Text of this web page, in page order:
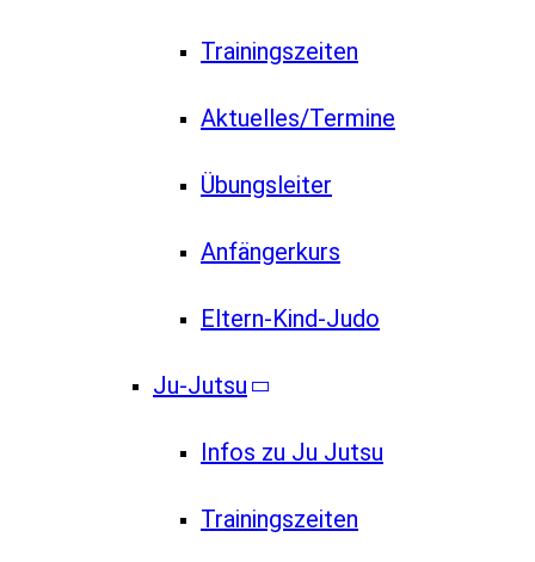
Trainingszeiten
Aktuelles/Termine
Übungsleiter
Anfängerkurs
Eltern-Kind-Judo
Ju-Jutsu
Infos zu Ju Jutsu
Trainingszeiten